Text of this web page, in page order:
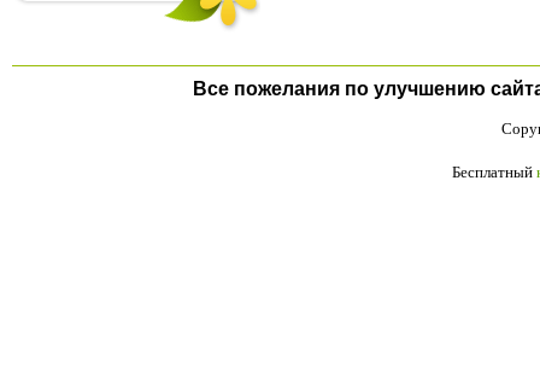
Все пожелания по улучшению
Бесплатный